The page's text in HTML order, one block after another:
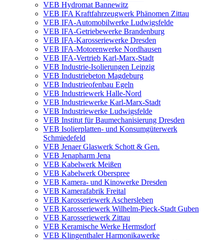
VEB Hydromat Bannewitz
VEB IFA Kraftfahrzeugwerk Phänomen Zittau
VEB IFA-Automobilwerke Ludwigsfelde
VEB IFA-Getriebewerke Brandenburg
VEB IFA-Karosseriewerke Dresden
VEB IFA-Motorenwerke Nordhausen
VEB IFA-Vertrieb Karl-Marx-Stadt
VEB Industrie-Isolierungen Leipzig
VEB Industriebeton Magdeburg
VEB Industrieofenbau Egeln
VEB Industriewerk Halle-Nord
VEB Industriewerke Karl-Marx-Stadt
VEB Industriewerke Ludwigsfelde
VEB Institut für Baumechanisierung Dresden
VEB Isolierplatten- und Konsumgüterwerk
Schmiedefeld
VEB Jenaer Glaswerk Schott & Gen.
VEB Jenapharm Jena
VEB Kabelwerk Meißen
VEB Kabelwerk Oberspree
VEB Kamera- und Kinowerke Dresden
VEB Kamerafabrik Freital
VEB Karosseriewerk Aschersleben
VEB Karosseriewerk Wilhelm-Pieck-Stadt Guben
VEB Karosseriewerk Zittau
VEB Keramische Werke Hermsdorf
VEB Klingenthaler Harmonikawerke